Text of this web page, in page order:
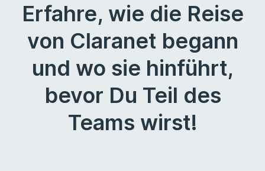
Erfahre, wie die Reise
von Claranet begann
und wo sie hinführt,
bevor Du Teil des
Teams wirst!